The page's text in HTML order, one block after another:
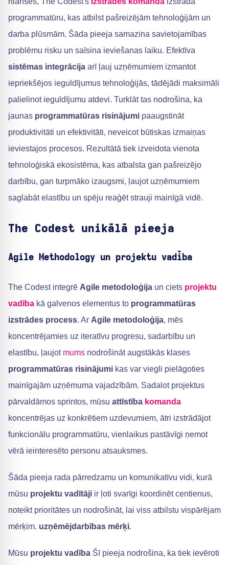
programmatūru, kas atbilst pašreizējām tehnoloģijām un
darba plūsmām. Šāda pieeja samazina savietojamības
problēmu risku un saīsina ieviešanas laiku. Efektīva
sistēmas integrācija arī ļauj uzņēmumiem izmantot
iepriekšējos ieguldījumus tehnoloģijās, tādējādi maksimāli
palielinot ieguldījumu atdevi. Turklāt tas nodrošina, ka
jaunas programmatūras risinājumi paaugstināt
produktivitāti un efektivitāti, neveicot būtiskas izmaiņas
ieviestajos procesos. Rezultātā tiek izveidota vienota
tehnoloģiskā ekosistēma, kas atbalsta gan pašreizējo
darbību, gan turpmāko izaugsmi, ļaujot uzņēmumiem
saglabāt elastību un spēju reaģēt strauji mainīgā vidē.
The Codest unikālā pieeja
Agile Methodology un projektu vadība
The Codest integrē Agile metodoloģija un ciets projektu
vadība kā galvenos elementus to programmatūras
izstrādes process. Ar Agile metodoloģija, mēs
koncentrējamies uz iteratīvu progresu, sadarbību un
elastību, ļaujot mums nodrošināt augstākās klases
programmatūras risinājumi kas var viegli pielāgoties
mainīgajām uzņēmuma vajadzībām. Sadalot projektus
pārvaldāmos sprintos, mūsu attīstība komanda
koncentrējas uz konkrētiem uzdevumiem, ātri izstrādājot
funkcionālu programmatūru, vienlaikus pastāvīgi ņemot
vērā ieinteresēto personu atsauksmes.
Šāda pieeja rada pārredzamu un komunikatīvu vidi, kurā
mūsu projektu vadītāji ir ļoti svarīgi koordinēt centienus,
noteikt prioritātes un nodrošināt, lai viss atbilstu vispārējam
mērķim. uzņēmējdarbības mērķi.
Mūsu projektu vadība Šī pieeja nodrošina, ka tiek ievēroti